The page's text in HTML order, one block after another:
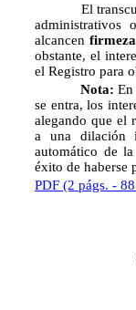
El transcurso
administrativos
alcancen firmeza
obstante, el
el Registro para
Nota: En
se entra, los
alegando que el
a una dilación
automático de
éxito de haberse
PDF (2 págs. -